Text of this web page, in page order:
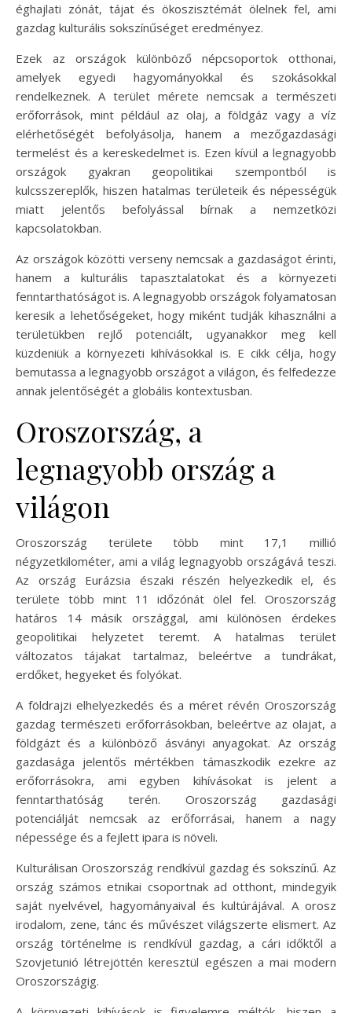
éghajlati zónát, tájat és ökoszisztémát ölelnek fel, ami
gazdag kulturális sokszínűséget eredményez.
Ezek az országok különböző népcsoportok otthonai,
amelyek egyedi hagyományokkal és szokásokkal
rendelkeznek. A terület mérete nemcsak a természeti
erőforrások, mint például az olaj, a földgáz vagy a víz
elérhetőségét befolyásolja, hanem a mezőgazdasági
termelést és a kereskedelmet is. Ezen kívül a legnagyobb
országok gyakran geopolitikai szempontból is
kulcsszereplők, hiszen hatalmas területeik és népességük
miatt jelentős befolyással bírnak a nemzetközi
kapcsolatokban.
Az országok közötti verseny nemcsak a gazdaságot érinti,
hanem a kulturális tapasztalatokat és a környezeti
fenntarthatóságot is. A legnagyobb országok folyamatosan
keresik a lehetőségeket, hogy miként tudják kihasználni a
területükben rejlő potenciált, ugyanakkor meg kell
küzdeniük a környezeti kihívásokkal is. E cikk célja, hogy
bemutassa a legnagyobb országot a világon, és felfedezze
annak jelentőségét a globális kontextusban.
Oroszország, a
legnagyobb ország a
világon
Oroszország területe több mint 17,1 millió
négyzetkilométer, ami a világ legnagyobb országává teszi.
Az ország Eurázsia északi részén helyezkedik el, és
területe több mint 11 időzónát ölel fel. Oroszország
határos 14 másik országgal, ami különösen érdekes
geopolitikai helyzetet teremt. A hatalmas terület
változatos tájakat tartalmaz, beleértve a tundrákat,
erdőket, hegyeket és folyókat.
A földrajzi elhelyezkedés és a méret révén Oroszország
gazdag természeti erőforrásokban, beleértve az olajat, a
földgázt és a különböző ásványi anyagokat. Az ország
gazdasága jelentős mértékben támaszkodik ezekre az
erőforrásokra, ami egyben kihívásokat is jelent a
fenntarthatóság terén. Oroszország gazdasági
potenciálját nemcsak az erőforrásai, hanem a nagy
népessége és a fejlett ipara is növeli.
Kulturálisan Oroszország rendkívül gazdag és sokszínű. Az
ország számos etnikai csoportnak ad otthont, mindegyik
saját nyelvével, hagyományaival és kultúrájával. A orosz
irodalom, zene, tánc és művészet világszerte elismert. Az
ország történelme is rendkívül gazdag, a cári időktől a
Szovjetunió létrejöttén keresztül egészen a mai modern
Oroszországig.